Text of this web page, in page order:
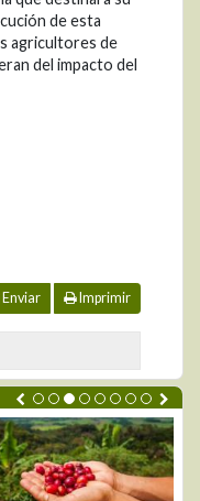
de esta
agricultores de
del impacto del
Enviar Imprimir